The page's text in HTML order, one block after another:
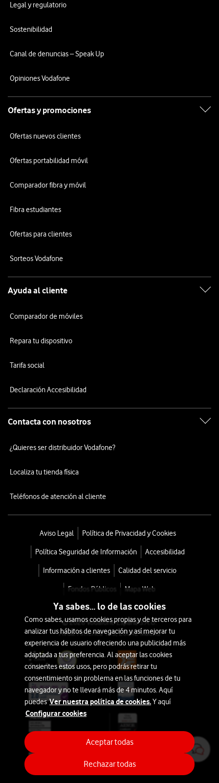
Legal y regulatorio
Sostenibilidad
Canal de denuncias – Speak Up
Opiniones Vodafone
Ofertas y promociones
Ofertas nuevos clientes
Ofertas portabilidad móvil
Comparador fibra y móvil
Fibra estudiantes
Ofertas para clientes
Sorteos Vodafone
Ayuda al cliente
Comparador de móviles
Repara tu dispositivo
Tarifa social
Declaración Accesibilidad
Contacta con nosotros
¿Quieres ser distribuidor Vodafone?
Localiza tu tienda física
Teléfonos de atención al cliente
Aviso Legal Política de Privacidad y Cookies
Política Seguridad de Información Accesibilidad
Información a clientes Calidad del servicio
Fondos Públicos Mapa Web
© 2026 Vodafone España S.A.U.
Avda. América 115, 28042 Madrid
Ya sabes... lo de las cookies
Como sabes, usamos cookies propias y de terceros para
analizar tus hábitos de navegación y así mejorar tu
experiencia de usuario ofreciendo una publicidad más
adaptada a tus preferencia. Al aceptar las cookies
consientes estos usos, pero podrás retirar tu
consentimiento sin problema en las funciones de tu
navegador y no te llevará más de 4 minutos. Aquí
puedesVer nuestra política de cookies.Y aquí
Configurar cookies
Rechazar todas
Aceptar todas